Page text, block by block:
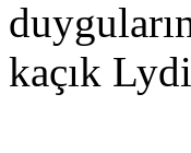
kaçık